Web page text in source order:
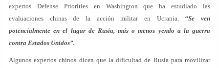
expertos Defense Priorities en Washington que ha estudiado las
evaluaciones chinas de la acción militar en Ucrania. “Se ven
potencialmente en el lugar de Rusia, más o menos yendo a la guerra
contra Estados Unidos”.
Algunos expertos chinos dicen que la dificultad de Rusia para movilizar